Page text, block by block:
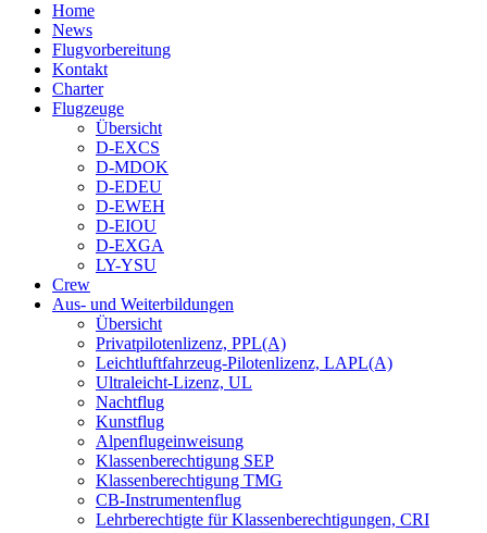
Home
News
Flugvorbereitung
Kontakt
Charter
Flugzeuge
Übersicht
D-EXCS
D-MDOK
D-EDEU
D-EWEH
D-EIOU
D-EXGA
LY-YSU
Crew
Aus- und Weiterbildungen
Übersicht
Privatpilotenlizenz, PPL(A)
Leichtluftfahrzeug-Pilotenlizenz, LAPL(A)
Ultraleicht-Lizenz, UL
Nachtflug
Kunstflug
Alpenflugeinweisung
Klassenberechtigung SEP
Klassenberechtigung TMG
CB-Instrumentenflug
Lehrberechtigte für Klassenberechtigungen, CRI